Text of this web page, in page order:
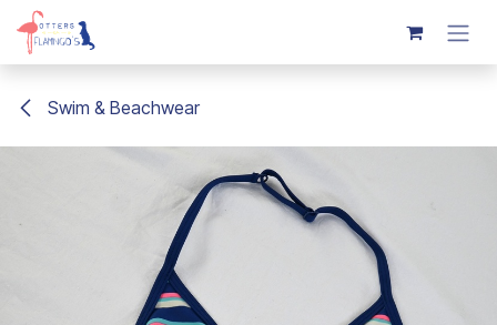
Overslaan naar inhoud
Swim & Beachwear